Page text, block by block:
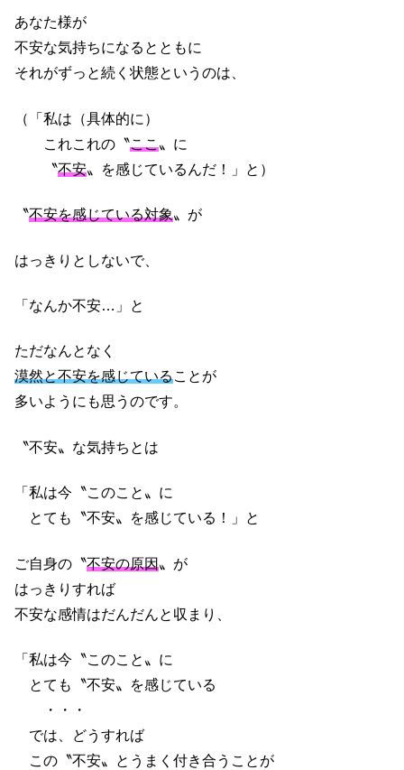
あなた様が
不安な気持ちになるとともに
それがずっと続く状態というのは、
（「私は（具体的に）
これこれの〝ここ〟に
〝不安〟を感じているんだ！」と）
〝不安を感じている対象〟が
はっきりとしないで、
「なんか不安…」と
ただなんとなく
漠然と不安を感じていることが
多いようにも思うのです。
〝不安〟な気持ちとは
「私は今〝このこと〟に
とても〝不安〟を感じている！」と
ご自身の〝不安の原因〟が
はっきりすれば
不安な感情はだんだんと収まり、
「私は今〝このこと〟に
とても〝不安〟を感じている
・・・
では、どうすれば
この〝不安〟とうまく付き合うことが